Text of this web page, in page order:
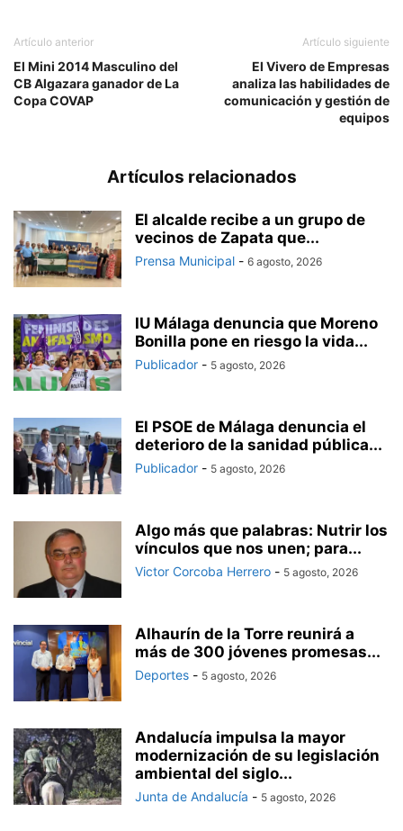
Artículo anterior
El Mini 2014 Masculino del
CB Algazara ganador de La
Copa COVAP
Artículo siguiente
El Vivero de Empresas
analiza las habilidades de
comunicación y gestión de
equipos
Artículos relacionados
El alcalde recibe a un grupo de
vecinos de Zapata que...
Prensa Municipal - 6 agosto, 2026
IU Málaga denuncia que Moreno
Bonilla pone en riesgo la vida...
Publicador - 5 agosto, 2026
El PSOE de Málaga denuncia el
deterioro de la sanidad pública...
Publicador - 5 agosto, 2026
Algo más que palabras: Nutrir los
vínculos que nos unen; para...
Victor Corcoba Herrero - 5 agosto, 2026
Alhaurín de la Torre reunirá a
más de 300 jóvenes promesas...
Deportes - 5 agosto, 2026
Andalucía impulsa la mayor
modernización de su legislación
ambiental del siglo...
Junta de Andalucía - 5 agosto, 2026